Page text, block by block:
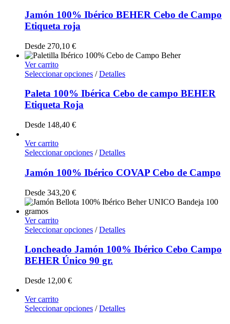
Jamón 100% Ibérico BEHER Cebo de Campo
Etiqueta roja
Desde 270,10 €
Ver carrito
Seleccionar opciones / Detalles
Paleta 100% Ibérica Cebo de campo BEHER
Etiqueta Roja
Desde 148,40 €
Ver carrito
Seleccionar opciones / Detalles
Jamón 100% Ibérico COVAP Cebo de Campo
Desde 343,20 €
Ver carrito
Seleccionar opciones / Detalles
Loncheado Jamón 100% Ibérico Cebo Campo
BEHER Único 90 gr.
Desde 12,00 €
Ver carrito
Seleccionar opciones / Detalles